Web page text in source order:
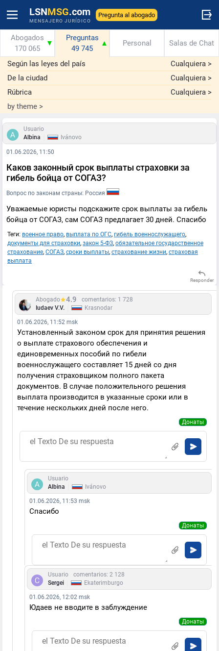
LSNMSG.com
MENSAJERO JURÍDICO
Pregunta al abogado
Abogados
170 065
▼
Preguntas
49 745
▲ Personal Salas de Chat
Según las leyes del país Cualquiera >
De la ciudad
Cualquiera >
Rúbrica
Cualquiera >
by theme >
Usuario
Albina
Ivánovo
01.06.2026, 11:50
Каков законный срок выплаты страховки за
гибель бойца от СОГАЗ?
Вопрос по законам страны: Россия
Уважаемые юристы подскажите срок выплаты за гибель
бойца от СОГАЗ, сам СОГАЗ предлагает 30 дней. Спасибо
Теги: военное право, выплата по ОГС, гибель военнослужащего,
документы для страховки, закон 5-ФЗ, обязательное государственное
страхование, СОГАЗ, сроки выплаты, страхование жизни, страховая
выплата
Responder
Abogado 4.9
comentarios: 1 728
Iudaev V.V.
Krasnodar
01.06.2026, 11:52 msk
Установленный законом срок для принятия решения
о выплате страхового обеспечения и
единовременных пособий по гибели
военнослужащего составляет 15 дней со дня
получения страховщиком полного пакета
документов. В случае положительного решения
выплата производится в указанные сроки или в
течение нескольких дней после него.
Донаты
Usuario
Albina
Ivánovo
01.06.2026, 11:53 msk
Спасибо
Донаты
Usuario
comentarios: 2 128
Sergei
Ekaterimburgo
01.06.2026, 12:02 msk
Юдаев не вводите в заблуждение
Донаты